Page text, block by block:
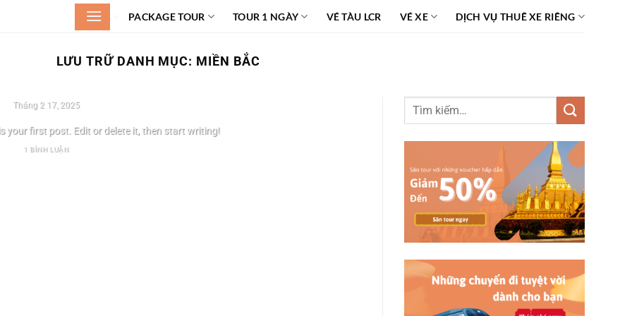
PACKAGE TOUR TOUR 1 NGÀY VÉ TÀU LCR VÉ XE DỊCH VỤ THUÊ XE RIÊNG
LƯU TRỮ DANH MỤC: MIỀN BẮC
TRUNG SALAVAN UNCATEGORIZED VANG VIÊNG VIÊNG CHĂN
Tháng 2 17, 2025
your first post. Edit or delete it, then start writing!
1 BÌNH LUẬN